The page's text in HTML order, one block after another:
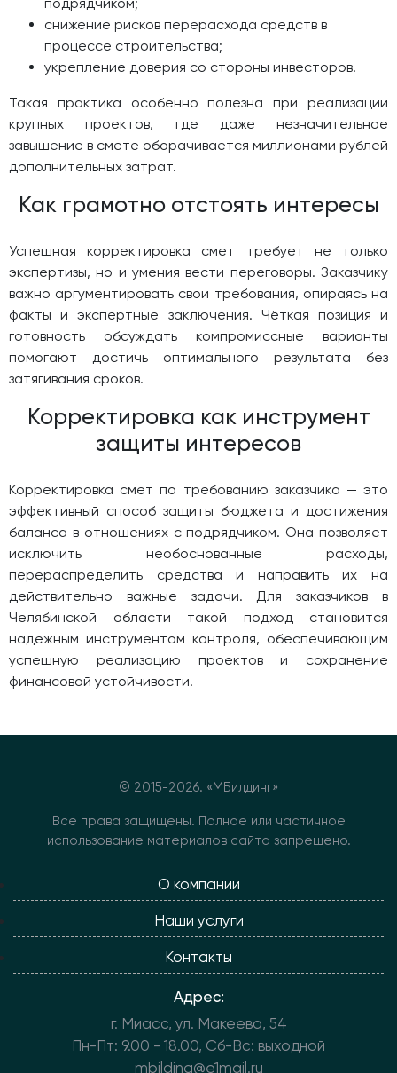
снижение рисков перерасхода средств в
процессе строительства;
укрепление доверия со стороны инвесторов.
Такая практика особенно полезна при реализации
крупных проектов, где даже незначительное
завышение в смете оборачивается миллионами рублей
дополнительных затрат.
Как грамотно отстоять интересы
Успешная корректировка смет требует не только
экспертизы, но и умения вести переговоры. Заказчику
важно аргументировать свои требования, опираясь на
факты и экспертные заключения. Чёткая позиция и
готовность обсуждать компромиссные варианты
помогают достичь оптимального результата без
затягивания сроков.
Корректировка как инструмент
защиты интересов
Корректировка смет по требованию заказчика — это
эффективный способ защиты бюджета и достижения
баланса в отношениях с подрядчиком. Она позволяет
исключить необоснованные расходы,
перераспределить средства и направить их на
действительно важные задачи. Для заказчиков в
Челябинской области такой подход становится
надёжным инструментом контроля, обеспечивающим
успешную реализацию проектов и сохранение
финансовой устойчивости.
© 2015-2026. «МБилдинг»
Все права защищены. Полное или частичное
использование материалов сайта запрещено.
О компании
Наши услуги
Контакты
Адрес:
г. Миасс, ул. Макеева, 54
Пн-Пт: 9.00 - 18.00, Сб-Вс: выходной
mbilding@e1mail.ru